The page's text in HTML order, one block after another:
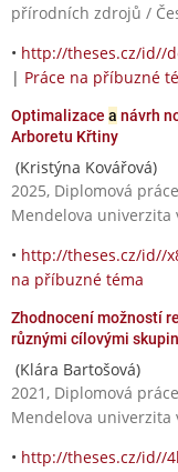
přírodních zdrojů /
• http://theses.cz/id//
| Práce na příbuzné
Optimalizace a návrh
Arboretu Křtiny
(Kristýna Kovářová)
2025, Diplomová
Mendelova univerzita
• http://theses.cz/id//
na příbuzné téma
Zhodnocení možností
různými cílovými
(Klára Bartošová)
2021, Diplomová
Mendelova univerzita
• http://theses.cz/id//